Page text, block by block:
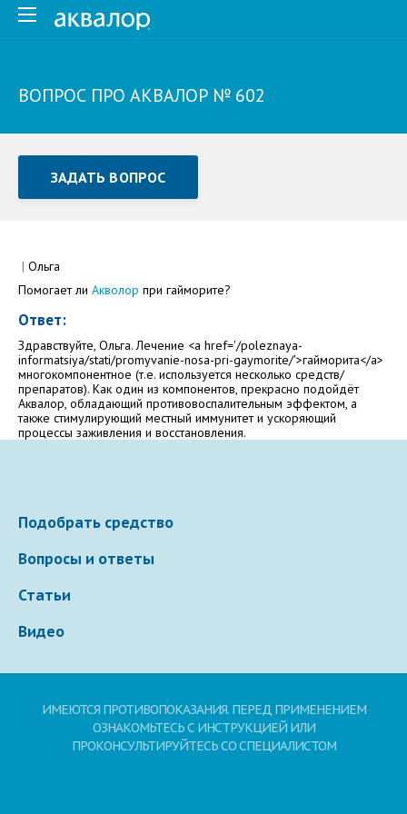
ВОПРОС ПРО АКВАЛОР № 602
ЗАДАТЬ ВОПРОС
Как Вас зовут
Электронная почта
соглашениесайта.
| Ольга
Помогает ли Акволор при гайморите?
Ответ:
Здравствуйте, Ольга. Лечение <a href='/poleznaya-
informatsiya/stati/promyvanie-nosa-pri-gaymorite/'>гайморита</a>
многокомпонентное (т.е. используется несколько средств/
препаратов). Как один из компонентов, прекрасно подойдёт
Аквалор, обладающий противовоспалительным эффектом, а
также стимулирующий местный иммунитет и ускоряющий
процессы заживления и восстановления.
Подобрать средство
Вопросы и ответы
Статьи
Видео
ИМЕЮТСЯ ПРОТИВОПОКАЗАНИЯ. ПЕРЕД ПРИМЕНЕНИЕМ
ОЗНАКОМЬТЕСЬ С ИНСТРУКЦИЕЙ ИЛИ
ПРОКОНСУЛЬТИРУЙТЕСЬ СО СПЕЦИАЛИСТОМ